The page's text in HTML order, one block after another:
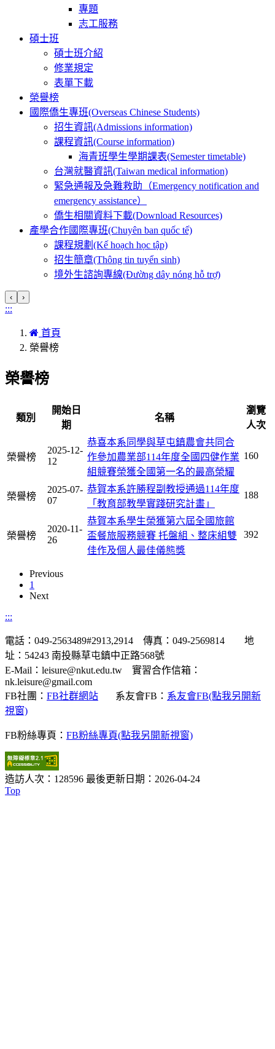
專題
志工服務
碩士班
碩士班介紹
修業規定
表單下載
榮譽榜
國際僑生專班(Overseas Chinese Students)
招生資訊(Admissions information)
課程資訊(Course information)
海青班學生學期課表(Semester timetable)
台灣就醫資訊(Taiwan medical information)
緊急通報及急難救助（Emergency notification and
emergency assistance）
僑生相關資料下載(Download Resources)
產學合作國際專班(Chuyên ban quốc tế)
課程規劃(Kế hoạch học tập)
招生簡章(Thông tin tuyển sinh)
境外生諮詢專線(Đường dây nóng hỗ trợ)
‹ ›
:::
首頁
榮譽榜
榮譽榜
類別
開始日
期
名稱
瀏覽
人次
榮譽榜
2025-12-
12
恭喜本系同學與草屯鎮農會共同合
作參加農業部114年度全國四健作業
組競賽榮獲全國第一名的最高榮耀
160
榮譽榜
2025-07-
07
恭賀本系許勝程副教授通過114年度
「教育部教學實踐研究計畫」
188
榮譽榜
2020-11-
26
恭賀本系學生榮獲第六屆全國旅館
盃餐旅服務競賽 托盤組、整床組雙
佳作及個人最佳儀態獎
392
Previous
1
Next
:::
電話：049-2563489#2913,2914 傳真：049-2569814 地
址：54243 南投縣草屯鎮中正路568號
E-Mail：leisure@nkut.edu.tw 實習合作信箱：
nk.leisure@gmail.com
FB社團： FB社群網站 系友會FB： 系友會FB(點我另開新
視窗)
FB粉絲專頁： FB粉絲專頁(點我另開新視窗)
造訪人次：128596 最後更新日期：2026-04-24
Top